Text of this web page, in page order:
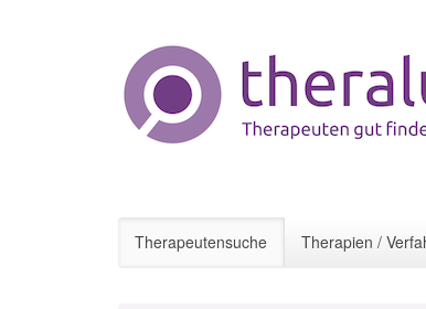
Therapeutensuche Therapien /